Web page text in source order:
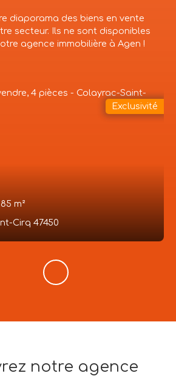
diaporama des biens en vente
secteur. Ils ne sont disponibles
agence immobilière à Agen !
85 m²
Cirq 47450
Exclusivité
notre agence